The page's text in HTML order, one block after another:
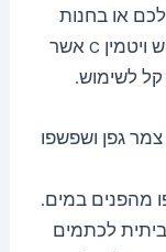
או בחנות
המכולת הקרובה – מיץ לימון. בלימונים יש ויטמין C אשר
קל לשימוש.
גפן ושפשפו
מהפנים במים.
לכתמים